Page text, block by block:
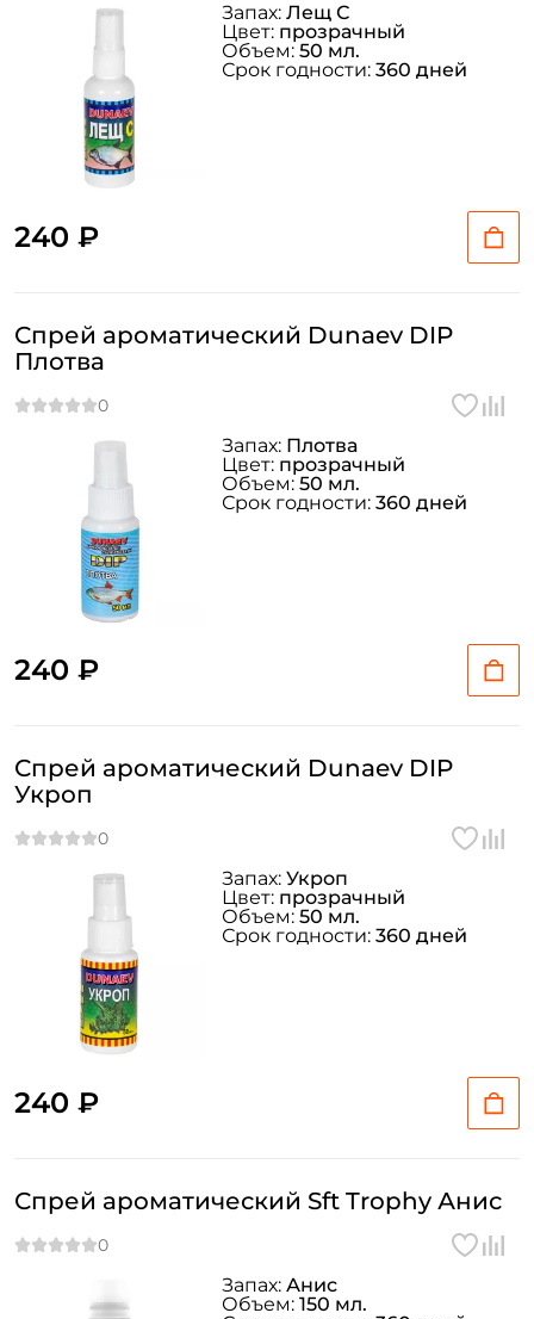
240 ₽
Запах: Лещ С
Цвет: прозрачный
Объем:50 мл.
Срок годности: 360 дней
Спрей ароматический Dunaev DIP
Плотва
240 ₽
Запах: Плотва
Цвет: прозрачный
Объем:50 мл.
Срок годности: 360 дней
Спрей ароматический Dunaev DIP
Укроп
240 ₽
Запах: Укроп
Цвет: прозрачный
Объем:50 мл.
Срок годности: 360 дней
Спрей ароматический Sft Trophy Анис
Запах: Анис
Объем: 150 мл.